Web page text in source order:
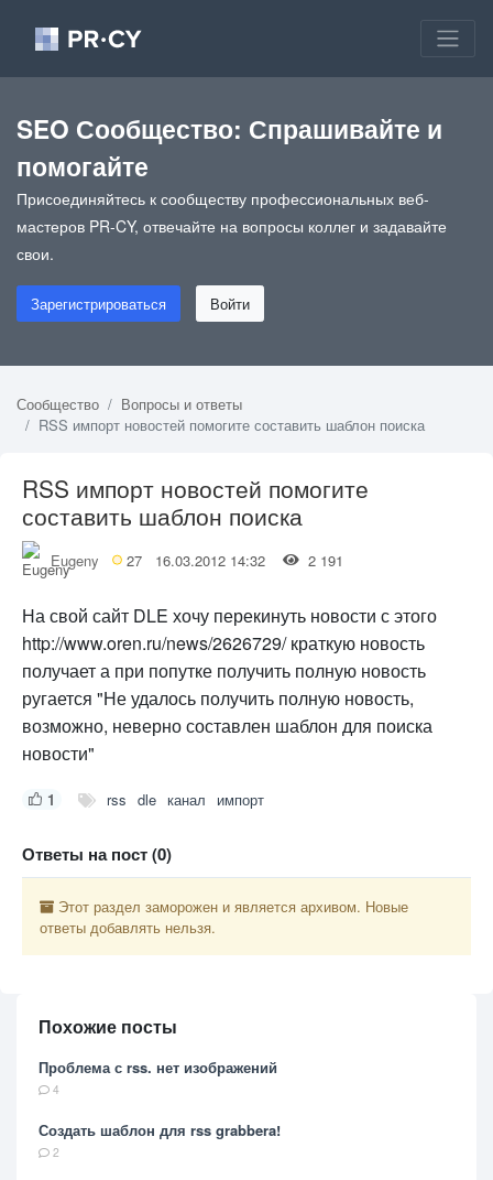
SEO Сообщество: Спрашивайте и
помогайте
Присоединяйтесь к сообществу профессиональных веб-
мастеров PR-CY, отвечайте на вопросы коллег и задавайте
свои.
Зарегистрироваться Войти
Сообщество
Вопросы и ответы
RSS импорт новостей помогите составить шаблон поиска
RSS импорт новостей помогите
составить шаблон поиска
Eugeny 27 16.03.2012 14:32 2 191
На свой сайт DLE хочу перекинуть новости с этого
http://www.oren.ru/news/2626729/ краткую новость
получает а при попутке получить полную новость
ругается "Не удалось получить полную новость,
возможно, неверно составлен шаблон для поиска
новости"
1 rss dle канал импорт
Ответы на пост (0)
Этот раздел заморожен и является архивом. Новые
ответы добавлять нельзя.
Похожие посты
Проблема с rss. нет изображений
4
Создать шаблон для rss grabbera!
2